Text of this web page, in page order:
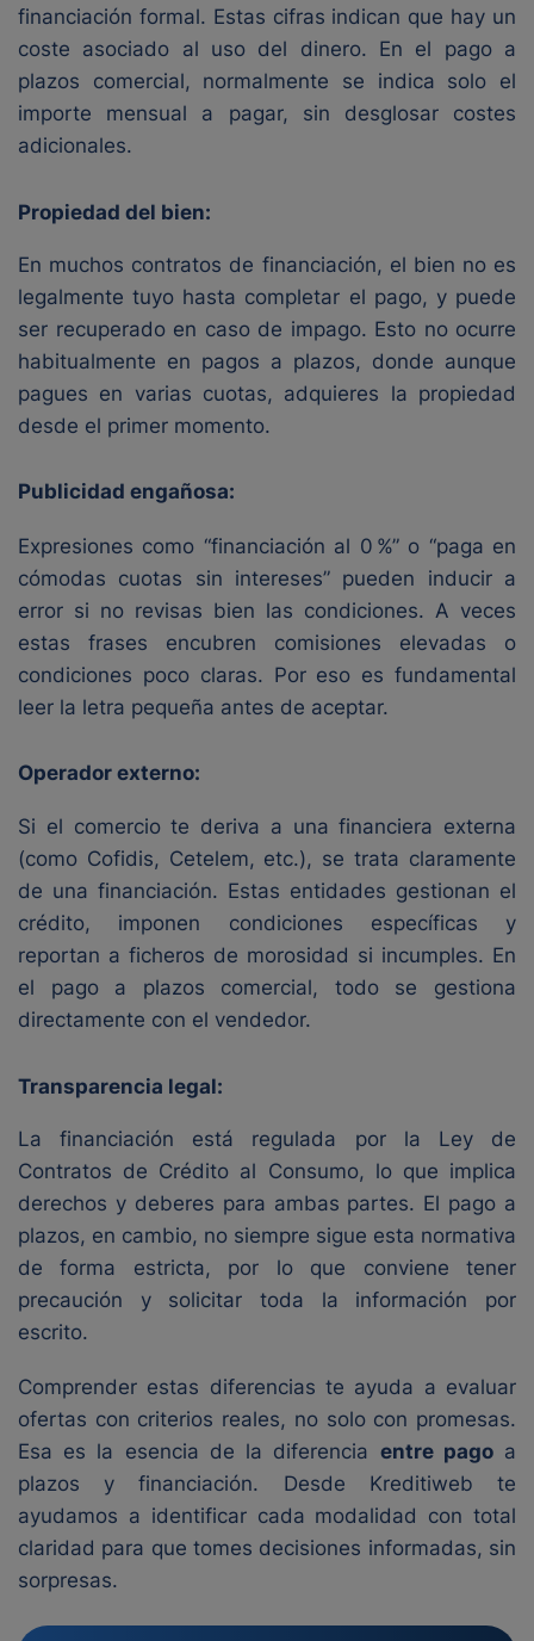
financiación formal. Estas cifras indican que hay un
coste asociado al uso del dinero. En el pago a
plazos comercial, normalmente se indica solo el
importe mensual a pagar, sin desglosar costes
adicionales.
Propiedad del bien:
En muchos contratos de financiación, el bien no es
legalmente tuyo hasta completar el pago, y puede
ser recuperado en caso de impago. Esto no ocurre
habitualmente en pagos a plazos, donde aunque
pagues en varias cuotas, adquieres la propiedad
desde el primer momento.
Publicidad engañosa:
Expresiones como “financiación al 0 %” o “paga en
cómodas cuotas sin intereses” pueden inducir a
error si no revisas bien las condiciones. A veces
estas frases encubren comisiones elevadas o
condiciones poco claras. Por eso es fundamental
leer la letra pequeña antes de aceptar.
Operador externo:
Si el comercio te deriva a una financiera externa
(como Cofidis, Cetelem, etc.), se trata claramente
de una financiación. Estas entidades gestionan el
crédito, imponen condiciones específicas y
reportan a ficheros de morosidad si incumples. En
el pago a plazos comercial, todo se gestiona
directamente con el vendedor.
Transparencia legal:
La financiación está regulada por la Ley de
Contratos de Crédito al Consumo, lo que implica
derechos y deberes para ambas partes. El pago a
plazos, en cambio, no siempre sigue esta normativa
de forma estricta, por lo que conviene tener
precaución y solicitar toda la información por
escrito.
Comprender estas diferencias te ayuda a evaluar
ofertas con criterios reales, no solo con promesas.
Esa es la esencia de la diferencia entre pagoa
plazos y financiación. Desde Kreditiweb te
ayudamos a identificar cada modalidad con total
claridad para que tomes decisiones informadas, sin
sorpresas.